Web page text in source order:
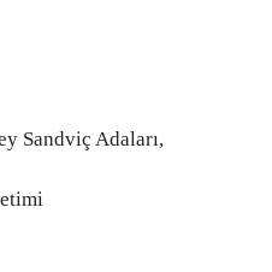
Sandviç Adaları,